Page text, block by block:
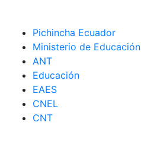
Pichincha Ecuador
Ministerio de Educación
ANT
Educación
EAES
CNEL
CNT